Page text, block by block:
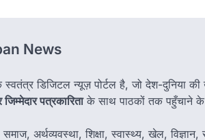
News
स्वतंत्र डिजिटल न्यूज़ पोर्टल है, जो देश-दुनिया की
पत्रकारिताके साथ पाठकों तक पहुँचाने के
अर्थव्यवस्था, शिक्षा, स्वास्थ्य, खेल,